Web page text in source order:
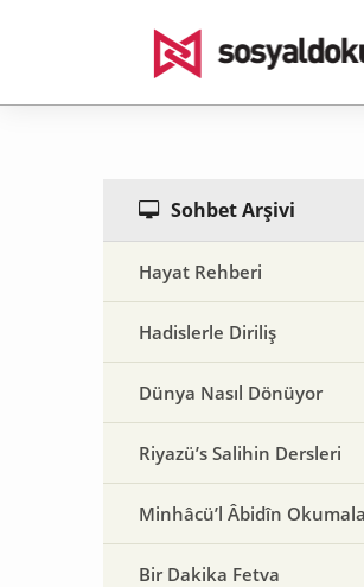
Sohbet Arşivi
Hayat Rehberi
Hadislerle Diriliş
Dünya Nasıl Dönüyor
Riyazü’s Salihin Dersleri
Minhâcü’l Âbidîn
Bir Dakika Fetva